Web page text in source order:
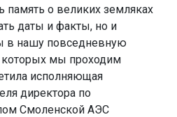
память о великих земляках
даты и факты, но и
в нашу повседневную
мы проходим
исполняющая
директора по
Смоленской АЭС